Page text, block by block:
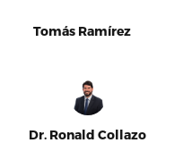
Tomás Ramírez
Dr. Ronald Collazo